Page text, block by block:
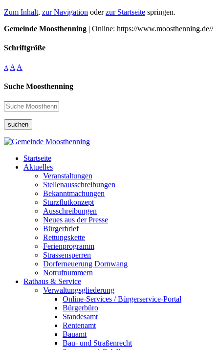
Zum Inhalt, zur Navigation oderzur Startseite springen.
Gemeinde Moosthenning | Online: https://www.moosthenning.de//
Schriftgröße
A A A
Suche Moosthenning
suchen
Startseite
Aktuelles
Veranstaltungen
Stellenausschreibungen
Bekanntmachungen
Sturzflutkonzept
Ausschreibungen
Neues aus der Presse
Bürgerbrief
Rettungskette
Ferienprogramm
Strassensperren
Dorferneuerung Dornwang
Notrufnummern
Rathaus & Service
Verwaltungsgliederung
Online-Services / Bürgerservice-Portal
Bürgerbüro
Standesamt
Rentenamt
Bauamt
Bau- und Straßenrecht